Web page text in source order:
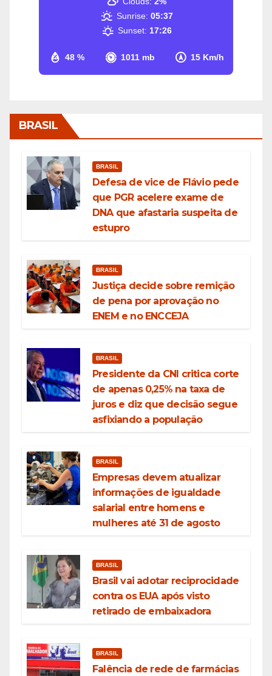
48 % 1011 mb 15 Km/h
Sunrise: 05:37
Sunset: 17:26
BRASIL
BRASIL
Defesa de vice de Flávio pede
que PGR acelere exame de
DNA que afastaria suspeita de
estupro
BRASIL
Justiça decide sobre remição
de pena por aprovação no
ENEM e no ENCCEJA
BRASIL
Presidente da CNI critica corte
de apenas 0,25% na taxa de
juros e diz que decisão segue
asfixiando a população
BRASIL
Empresas devem atualizar
informações de igualdade
salarial entre homens e
mulheres até 31 de agosto
BRASIL
Brasil vai adotar reciprocidade
contra os EUA após visto
retirado de embaixadora
BRASIL
Falência de rede de farmácias